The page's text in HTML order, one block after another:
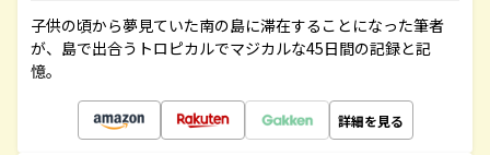
子供の頃から夢見ていた南の島に滞在することになった筆者
が、島で出合うトロピカルでマジカルな45日間の記録と記
憶。
詳細を見る